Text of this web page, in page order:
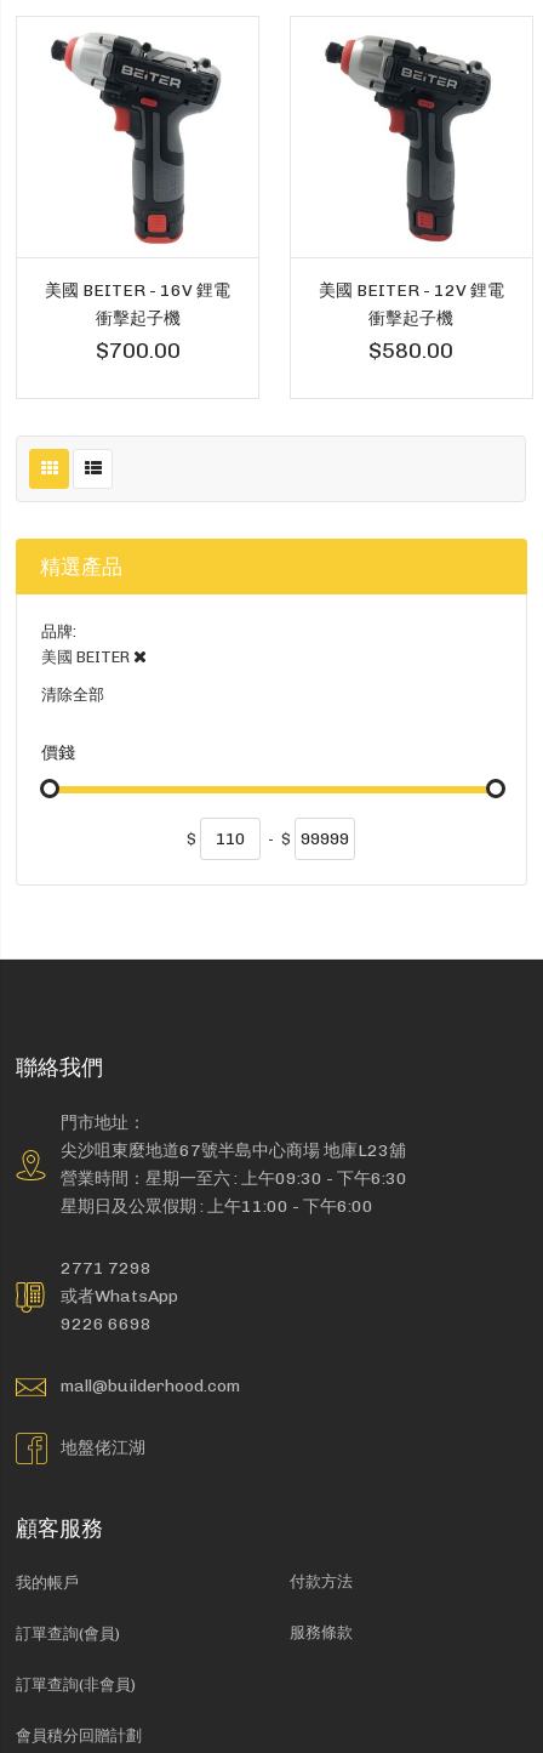
美國 BEITER - 16V 鋰電
衝擊起子機
$700.00
美國 BEITER - 12V 鋰電
衝擊起子機
$580.00
精選產品
品牌
美國 BEITER
清除全部
價錢
$ - $
聯絡我們
門市地址：
尖沙咀東麼地道67號半島中心商場 地庫L23舖
營業時間：星期一至六 : 上午09:30 - 下午6:30
星期日及公眾假期 : 上午11:00 - 下午6:00
2771 7298
或者WhatsApp
9226 6698
mall@builderhood.com
地盤佬江湖
顧客服務
我的帳戶
訂單查詢(會員)
訂單查詢(非會員)
會員積分回贈計劃
付款方法
服務條款